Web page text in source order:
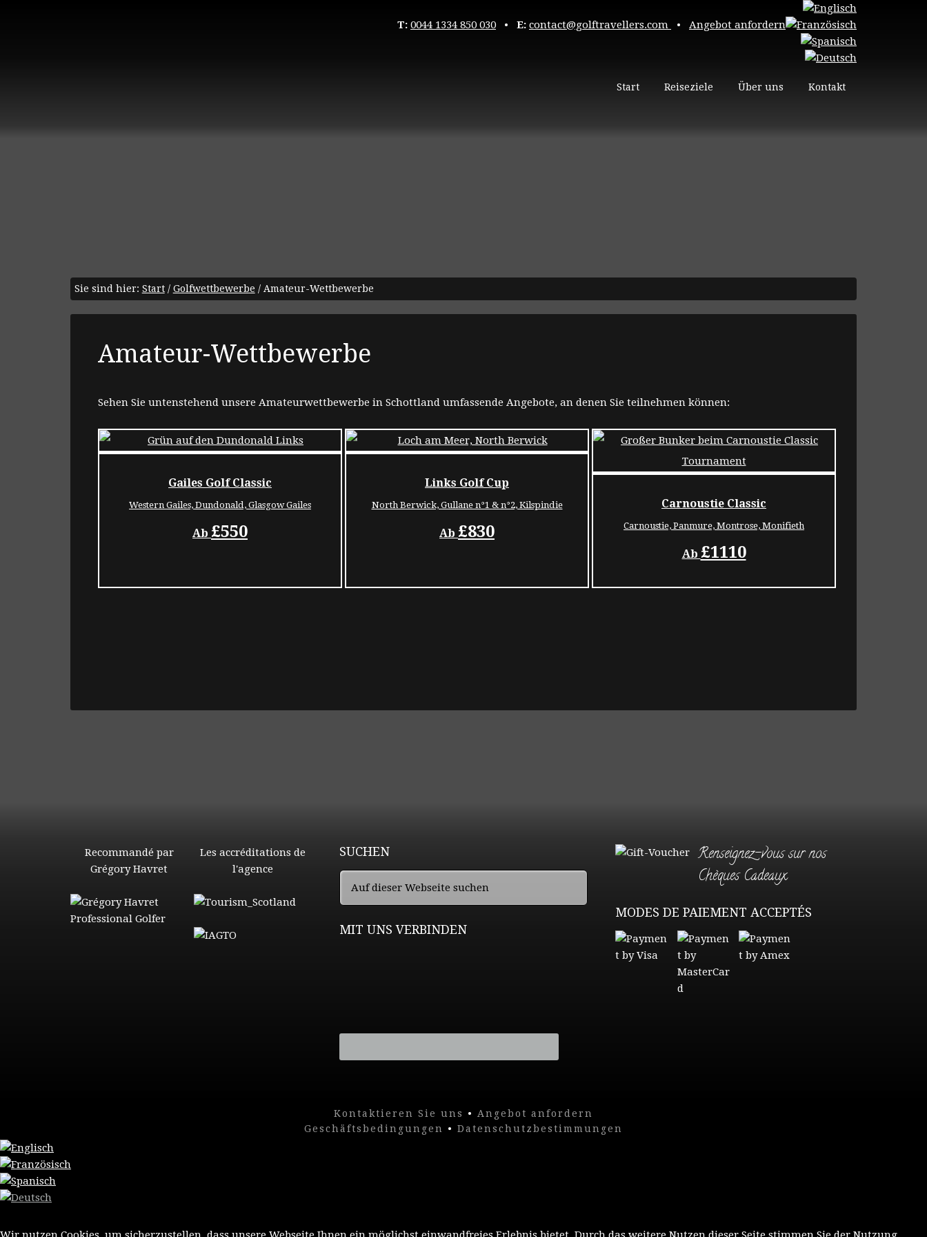
T: 0044 1334 850 030 • E: contact@golftravellers.com • Angebot anfordern
Start Reiseziele Über uns Kontakt
Sie sind hier: Start / Golfwettbewerbe /Amateur-Wettbewerbe
Amateur-Wettbewerbe
Sehen Sie untenstehend unsere Amateurwettbewerbe in Schottland umfassende Angebote, an denen Sie teilnehmen können:
Gailes Golf Classic
Western Gailes, Dundonald, Glasgow Gailes
Ab £550
Links Golf Cup
North Berwick, Gullane n°1 & n°2, Kilspindie
Ab £830
Carnoustie Classic
Carnoustie, Panmure, Montrose, Monifieth
Ab £1110
Recommandé par
Grégory Havret
Les accréditations de
l'agence
SUCHEN
MIT UNS VERBINDEN
Renseignez-vous sur nos
Chèques Cadeaux
MODES DE PAIEMENT ACCEPTÉS
Kontaktieren Sie uns • Angebot anfordern
Geschäftsbedingungen
• Datenschutzbestimmungen